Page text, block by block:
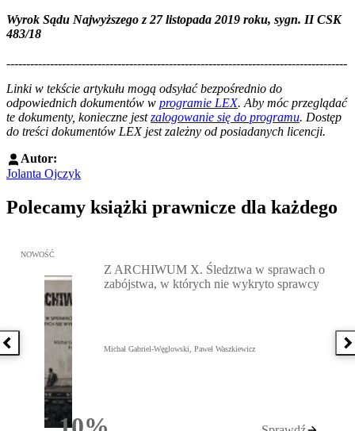
Wyrok Sądu Najwyższego z 27 listopada 2019 roku, sygn. II CSK
483/18
--------------------------------------------------------------------------------------
Linki w tekście artykułu mogą odsyłać bezpośrednio do
odpowiednich dokumentów w programie LEX. Aby móc przeglądać
te dokumenty, konieczne jestzalogowanie się do programu. Dostęp
do treści dokumentów LEX jest zależny od posiadanych licencji.
Autor:
Jolanta Ojczyk
Polecamy książki prawnicze dla każdego
Poprzednia książka
Przejdź do: Z ARCHIWUM X. Śledztwa w sprawach o
NOWOŚĆ
Z ARCHIWUM X. Śledztwa w sprawach o
zabójstwa, w których nie wykryto sprawcy
Michał Gabriel-Węglowski, Paweł Waszkiewicz